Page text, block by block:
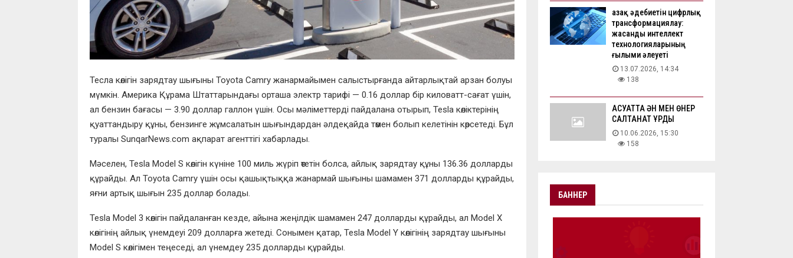
Тесла көлігін зарядтау шығыны Toyota Camry жанармайымен салыстырғанда айтарлықтай арзан болуы
мүмкін. Америка Құрама Штаттарындағы орташа электр тарифі — 0.16 доллар бір киловатт-сағат үшін,
ал бензин бағасы — 3.90 доллар галлон үшін. Осы мәліметтерді пайдалана отырып, Tesla көліктерінің
қуаттандыру құны, бензинге жұмсалатын шығындардан әлдеқайда төмен болып келетінін көрсетеді. Бұл
туралы SunqarNews.com ақпарат агенттігі хабарлады.
Мәселен, Tesla Model S көлігін күніне 100 миль жүріп өтетін болса, айлық зарядтау құны 136.36 долларды
құрайды. Ал Toyota Camry үшін осы қашықтыққа жанармай шығыны шамамен 371 долларды құрайды,
яғни артық шығын 235 доллар болады.
Tesla Model 3 көлігін пайдаланған кезде, айына жеңілдік шамамен 247 долларды құрайды, ал Model X
көлігінің айлық үнемдеуі 209 долларға жетеді. Сонымен қатар, Tesla Model Y көлігінің зарядтау шығыны
Model S көлігімен теңеседі, ал үнемдеу 235 долларды құрайды.
Қазақ әдебиетін цифрлық
трансформациялау:
жасанды интеллект
технологияларының
ғылыми әлеуеті
13.07.2026, 14:34
138
АҚСУАТТА ӘН МЕН ӨНЕР
САЛТАНАТ ҚҰРДЫ
10.06.2026, 15:30
158
БАННЕР